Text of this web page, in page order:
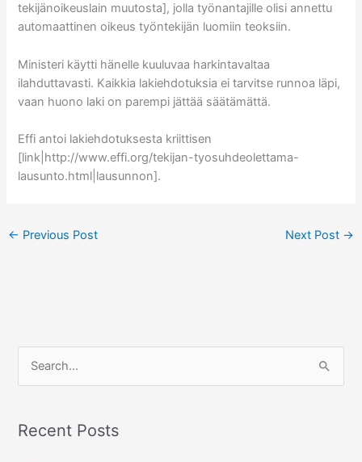
tekijänoikeuslain muutosta], jolla työnantajille olisi annettu
automaattinen oikeus työntekijän luomiin teoksiin.
Ministeri käytti hänelle kuuluvaa harkintavaltaa
ilahduttavasti. Kaikkia lakiehdotuksia ei tarvitse runnoa läpi,
vaan huono laki on parempi jättää säätämättä.
Effi antoi lakiehdotuksesta kriittisen
[link|http://www.effi.org/tekijan-tyosuhdeolettama-
lausunto.html|lausunnon].
← Previous Post Next Post →
rRecent Posts